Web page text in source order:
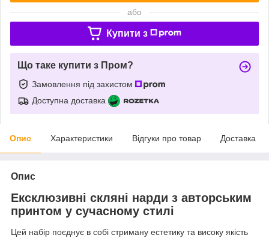
або
Купити з
Що таке купити з Пром?
Замовлення під захистом
Доступна доставка
Опис Характеристики Відгуки про товар Доставка
Опис
Ексклюзивні скляні нарди з авторським
принтом у сучасному стилі
Цей набір поєднує в собі стриману естетику та високу якість